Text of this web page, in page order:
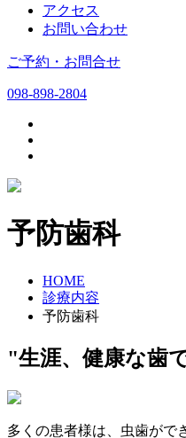
アクセス
お問い合わせ
ご予約・お問合せ
098-898-2804
予防歯科
HOME
診療内容
予防歯科
"生涯、健康な歯
多くの患者様は、虫歯がで